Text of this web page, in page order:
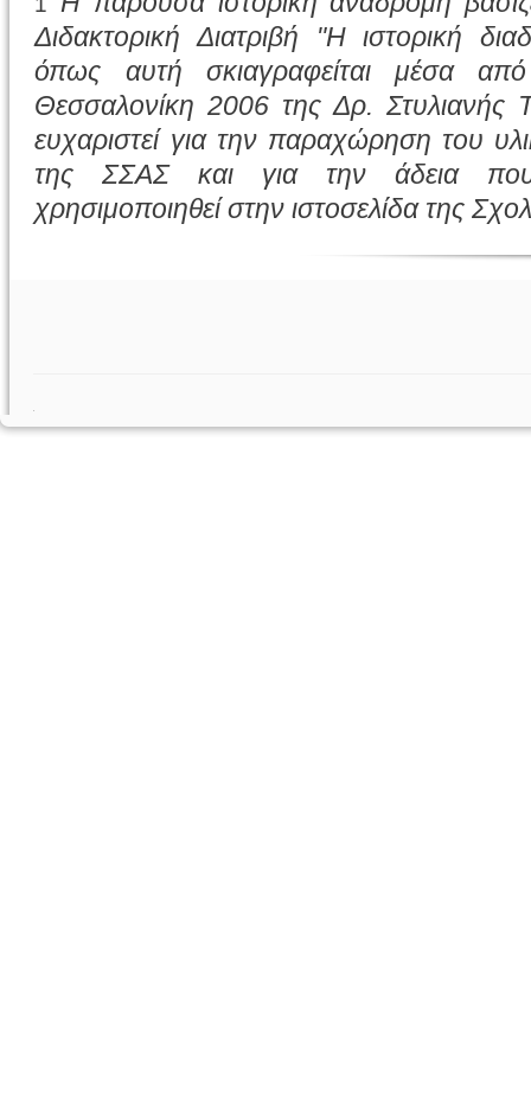
Διδακτορική Διατριβή "Η ιστορική
όπως αυτή σκιαγραφείται μέσα
Θεσσαλονίκη 2006 της Δρ.
ευχαριστεί για την παραχώρηση του
της ΣΣΑΣ και για την άδεια
χρησιμοποιηθεί στην ιστοσελίδα της